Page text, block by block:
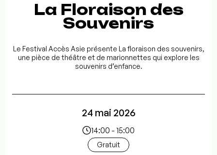
La Floraison des
Souvenirs
Le Festival Accès Asie présente La floraison des souvenirs,
une pièce de théâtre et de marionnettes qui explore les
souvenirs d’enfance.
24 mai 2026
14:00 - 15:00
Gratuit